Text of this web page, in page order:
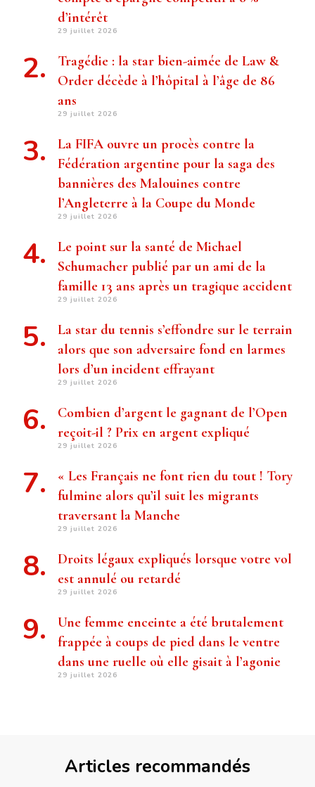
d’intérêt
29 juillet 2026
Tragédie : la star bien-aimée de Law &
Order décède à l’hôpital à l’âge de 86
ans
29 juillet 2026
La FIFA ouvre un procès contre la
Fédération argentine pour la saga des
bannières des Malouines contre
l’Angleterre à la Coupe du Monde
29 juillet 2026
Le point sur la santé de Michael
Schumacher publié par un ami de la
famille 13 ans après un tragique accident
29 juillet 2026
La star du tennis s’effondre sur le terrain
alors que son adversaire fond en larmes
lors d’un incident effrayant
29 juillet 2026
Combien d’argent le gagnant de l’Open
reçoit-il ? Prix ​​en argent expliqué
29 juillet 2026
« Les Français ne font rien du tout ! Tory
fulmine alors qu’il suit les migrants
traversant la Manche
29 juillet 2026
Droits légaux expliqués lorsque votre vol
est annulé ou retardé
29 juillet 2026
Une femme enceinte a été brutalement
frappée à coups de pied dans le ventre
dans une ruelle où elle gisait à l’agonie
29 juillet 2026
Articles recommandés